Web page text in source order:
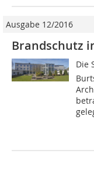
Ausgabe 12/2016
Brandschutz
Die